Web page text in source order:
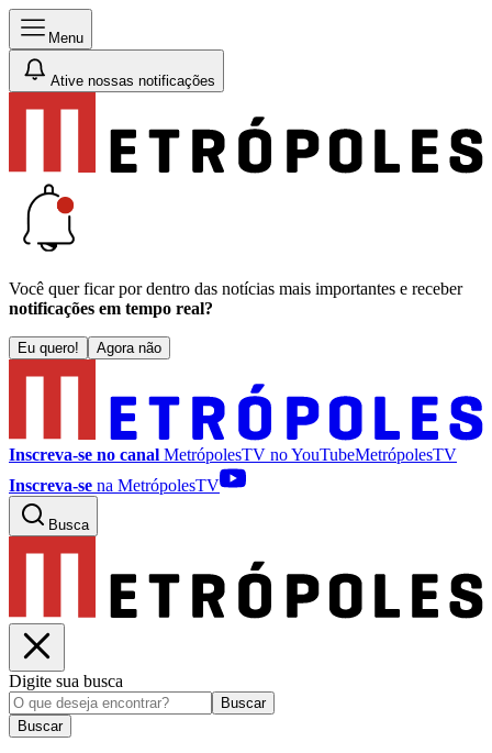
Menu
Ative nossas notificações
Você quer ficar por dentro das notícias mais importantes e receber
notificações em tempo real?
Eu quero! Agora não
Inscreva-se no canal MetrópolesTV noYouTubeMetrópolesTV
Inscreva-se na MetrópolesTV
Busca
Digite sua busca
Buscar
Buscar